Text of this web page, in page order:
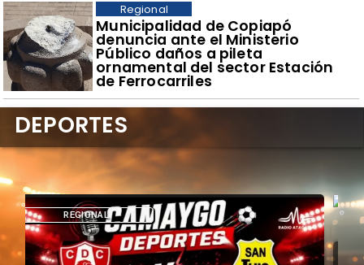
Municipalidad de Copiapó
denuncia ante el Ministerio
Público daños a pileta
ornamental del sector Estación
de Ferrocarriles
Regional
DEPORTES
DEPORTES